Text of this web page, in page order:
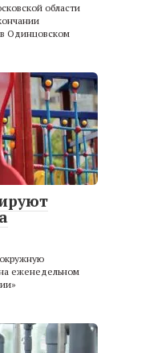
области
в Одинцовском
еженедельном